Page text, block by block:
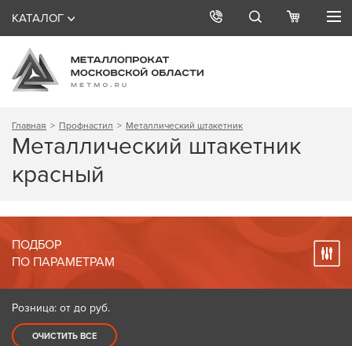
КАТАЛОГ
Главная Профнастил Металлический штакетник
Металлический штакетник
красный
ПОДБОР
ПО ПАРАМЕТРАМ
Розница: от до руб.
ОЧИСТИТЬ ВСЕ